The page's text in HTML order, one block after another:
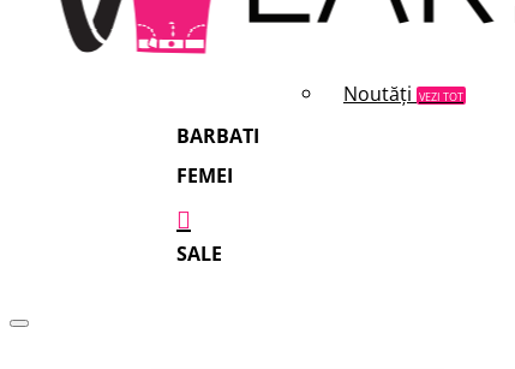
Noutăți VEZI TOT
BARBATI
FEMEI
SALE